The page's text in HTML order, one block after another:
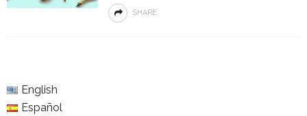
SHARE
English
Español